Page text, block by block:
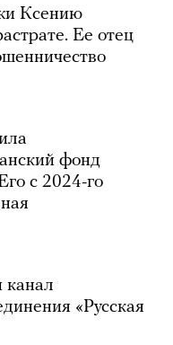
Ксению
Ее отец
фонд
с 2024-го
канал
«Русская